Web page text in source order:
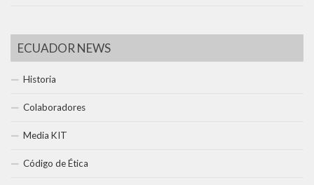
ECUADOR NEWS
Historia
Colaboradores
Media KIT
Código de Ética